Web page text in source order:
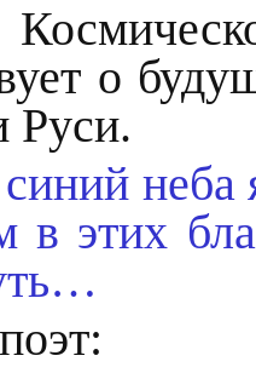
о
Руси.
в этих